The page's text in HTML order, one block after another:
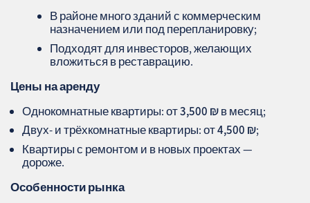
В районе много зданий с коммерческим
назначением или под перепланировку;
Подходят для инвесторов, желающих
вложиться в реставрацию.
Цены на аренду
Однокомнатные квартиры: от3,500 ₪в месяц;
Двух- и трёхкомнатные квартиры: от4,500 ₪;
Квартиры с ремонтом и в новых проектах —
дороже.
Особенности рынка